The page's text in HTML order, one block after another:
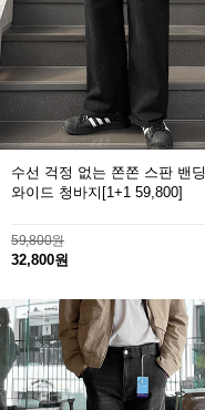
수선 걱정 없는 쫀쫀 스판 밴딩
와이드 청바지 [1+1 59,800]
59,800원
32,800원